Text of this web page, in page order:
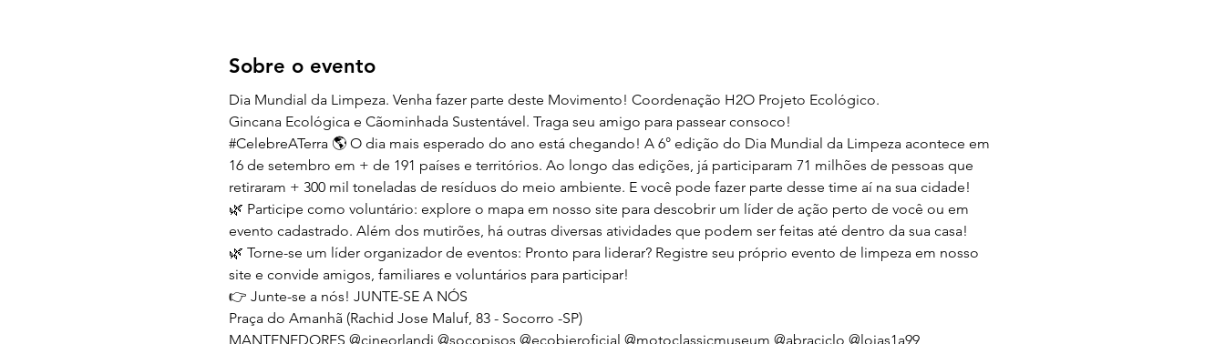
Sobre o evento
Dia Mundial da Limpeza. Venha fazer parte deste Movimento! Coordenação H2O Projeto Ecológico.
Gincana Ecológica e Cãominhada Sustentável. Traga seu amigo para passear consoco!
#CelebreATerra 🌎 O dia mais esperado do ano está chegando! A 6° edição do Dia Mundial da Limpeza acontece em
16 de setembro em + de 191 países e territórios. Ao longo das edições, já participaram 71 milhões de pessoas que
retiraram + 300 mil toneladas de resíduos do meio ambiente. E você pode fazer parte desse time aí na sua cidade!
🌿 Participe como voluntário: explore o mapa em nosso site para descobrir um líder de ação perto de você ou em
evento cadastrado. Além dos mutirões, há outras diversas atividades que podem ser feitas até dentro da sua casa!
🌿 Torne-se um líder organizador de eventos: Pronto para liderar? Registre seu próprio evento de limpeza em nosso
site e convide amigos, familiares e voluntários para participar!
👉 Junte-se a nós! JUNTE-SE A NÓS
Praça do Amanhã (Rachid Jose Maluf, 83 - Socorro -SP)
MANTENEDORES @cineorlandi @socopisos @ecobieroficial @motoclassicmuseum @abraciclo @lojas1a99